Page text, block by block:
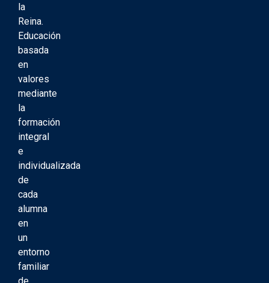
la
Reina.
Educación
basada
en
valores
mediante
la
formación
integral
e
individualizada
de
cada
alumna
en
un
entorno
familiar